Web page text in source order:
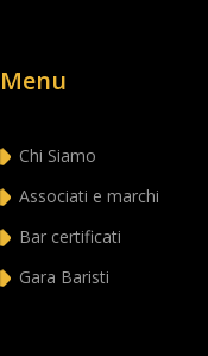
Menu
Chi Siamo
Associati e marchi
Bar certificati
Gara Baristi